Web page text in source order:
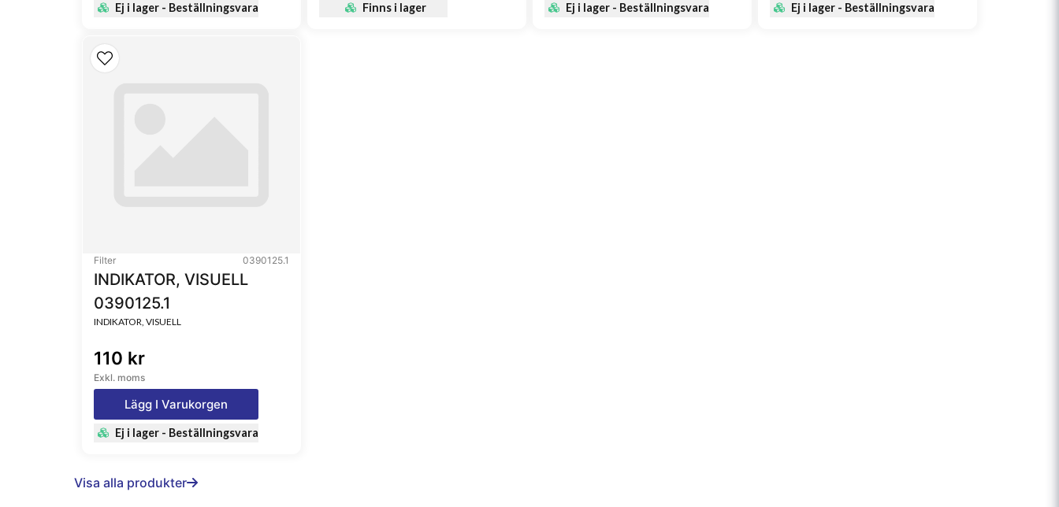
Ej i lager - Beställningsvara Finns i lager Ej i lager - Beställningsvara Ej i lager - Beställningsvara
Filter 0390125.1
INDIKATOR, VISUELL
0390125.1
INDIKATOR, VISUELL
110 kr
Exkl. moms
Lägg I Varukorgen
Ej i lager - Beställningsvara
Visa alla produkter